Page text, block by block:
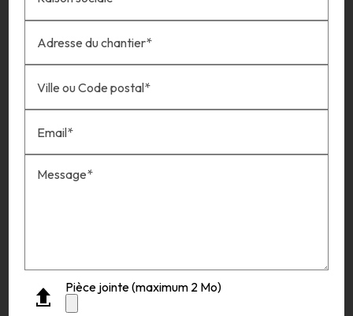
Adresse du chantier*
Ville ou Code postal*
Email*
Message*
Pièce jointe (maximum 2 Mo)